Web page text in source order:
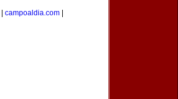
campoaldia.com